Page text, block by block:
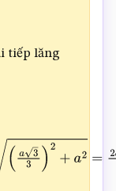
tiếp lăng
3